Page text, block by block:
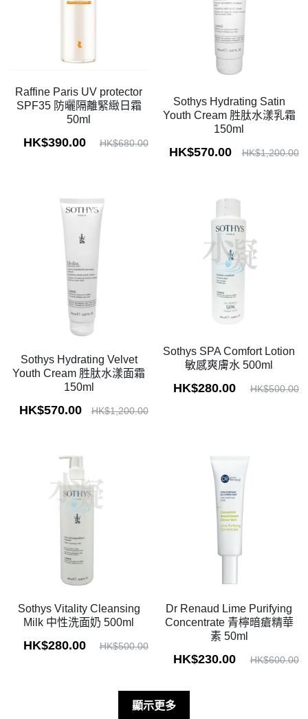
Raffine Paris UV protector
SPF35 防曬隔離緊緻日霜
50ml
HK$390.00 HK$680.00
Sothys Hydrating Satin
Youth Cream 胜肽水漾乳霜
150ml
HK$570.00 HK$1,200.00
Sothys Hydrating Velvet
Youth Cream 胜肽水漾面霜
150ml
HK$570.00 HK$1,200.00
Sothys SPA Comfort Lotion
敏感爽膚水 500ml
HK$280.00 HK$500.00
Sothys Vitality Cleansing
Milk 中性洗面奶 500ml
HK$280.00 HK$500.00
Dr Renaud Lime Purifying
Concentrate 青檸暗瘡精華
素 50ml
HK$230.00 HK$600.00
顯示更多